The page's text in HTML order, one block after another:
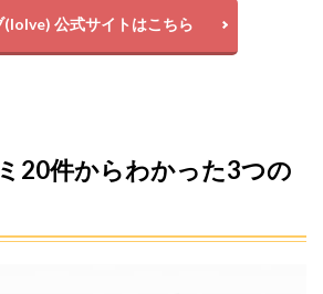
(loIve) 公式サイトはこちら
20件からわかった3つの